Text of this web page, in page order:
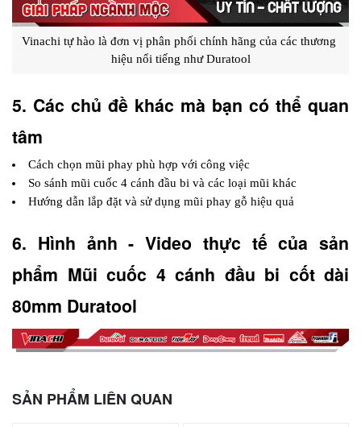
Vinachi tự hào là đơn vị phân phối chính hãng của các thương
hiệu nổi tiếng như Duratool
5. Các chủ đề khác mà bạn có thể quan
tâm
Cách chọn mũi phay phù hợp với công việc
So sánh mũi cuốc 4 cánh đầu bi và các loại mũi khác
Hướng dẫn lắp đặt và sử dụng mũi phay gỗ hiệu quả
6. Hình ảnh - Video thực tế của sản
phẩm Mũi cuốc 4 cánh đầu bi cốt dài
80mm Duratool
SẢN PHẨM LIÊN QUAN